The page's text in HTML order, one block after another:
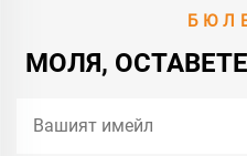
управление на трафика
МОЛЯ,